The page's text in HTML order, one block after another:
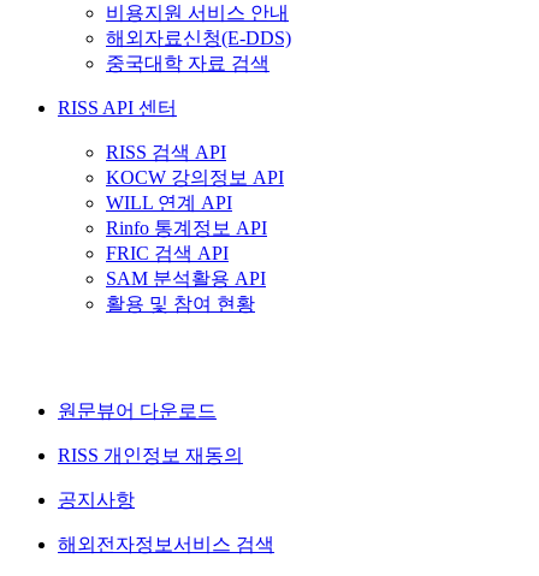
비용지원 서비스 안내
해외자료신청(E-DDS)
중국대학 자료 검색
RISS API 센터
RISS 검색 API
KOCW 강의정보 API
WILL 연계 API
Rinfo 통계정보 API
FRIC 검색 API
SAM 분석활용 API
활용 및 참여 현황
원문뷰어 다운로드
RISS 개인정보 재동의
공지사항
해외전자정보서비스 검색